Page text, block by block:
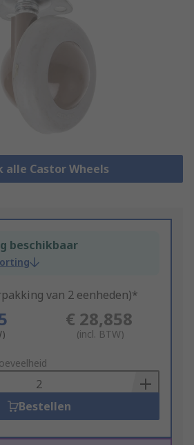
alle Castor Wheels
beschikbaar
van 2 eenheden)*
€ 28,858
(incl. BTW)
Bestellen